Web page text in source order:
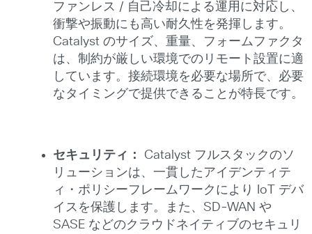
ファンレス / 自己冷却による運用に対応し、
衝撃や振動にも高い耐久性を発揮します。
Catalyst のサイズ、重量、フォームファクタ
は、制約が厳しい環境でのリモート設置に適
しています。接続環境を必要な場所で、必要
なタイミングで提供できることが特長です。
セキュリティ：
Catalyst フルスタックのソ
リューションは、一貫したアイデンティテ
ィ・ポリシーフレームワークにより IoT デバ
イスを保護します。また、SD-WAN や
SASE などのクラウドネイティブのセキュリ